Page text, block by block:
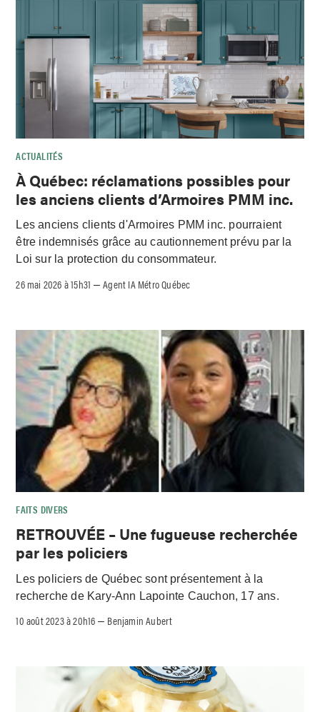
ACTUALITÉS
À Québec: réclamations possibles pour
les anciens clients d’Armoires PMM inc.
Les anciens clients d'Armoires PMM inc. pourraient
être indemnisés grâce au cautionnement prévu par la
Loi sur la protection du consommateur.
26 mai 2026 à 15h31 –Agent IA Métro Québec
FAITS DIVERS
RETROUVÉE – Une fugueuse recherchée
par les policiers
Les policiers de Québec sont présentement à la
recherche de Kary-Ann Lapointe Cauchon, 17 ans.
10 août 2023 à 20h16 – Benjamin Aubert